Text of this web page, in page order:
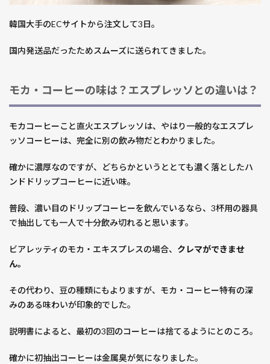
韓国大手のECサイトから注文して3日。
国内発送品だったためスムーズに送られてきました。
モカ・コーヒーの味は？エスプレッソとの違いは？
モカコーヒーこと直火エスプレッソは、やはり一般的なエスプレ
ッソコーヒーは、完全に別の飲み物だとわかりました。
確かに濃厚なのですが、どちらかというととても濃く落としたハ
ンドドリップコーヒーに近い味。
普段、濃い目のドリップコーヒーを飲んでいるなら、3杯用の器具
で抽出しても一人で十分飲み切れると思います。
ビアレッティのモカ・エキスプレスの場合、 クレマができませ
ん。
その代わり、豆の種類にもよりますが、モカ・コーヒー特有の深
みのある味わいが印象的でした。
説明書によると、最初の3回のコーヒーは捨てるようにとのころ。
確かに初抽出コーヒーは金属臭が気になりました。